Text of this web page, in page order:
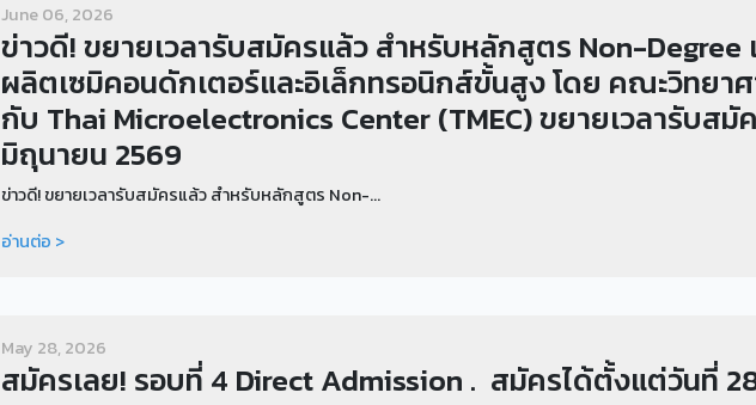
June 06, 2026
ข่าวดี! ขยายเวลารับสมัครแล้ว สำหรับหลักสูตร Non-Degree
ผลิตเซมิคอนดักเตอร์และอิเล็กทรอนิกส์ขั้นสูง โดย คณะวิทยา
กับ Thai Microelectronics Center (TMEC) ขยายเวลารับสมั
มิถุนายน 2569
ข่าวดี! ขยายเวลารับสมัครแล้ว สำหรับหลักสูตร Non-...
อ่านต่อ >
May 28, 2026
สมัครเลย! รอบที่ 4 Direct Admission . สมัครได้ตั้งแต่วันที่